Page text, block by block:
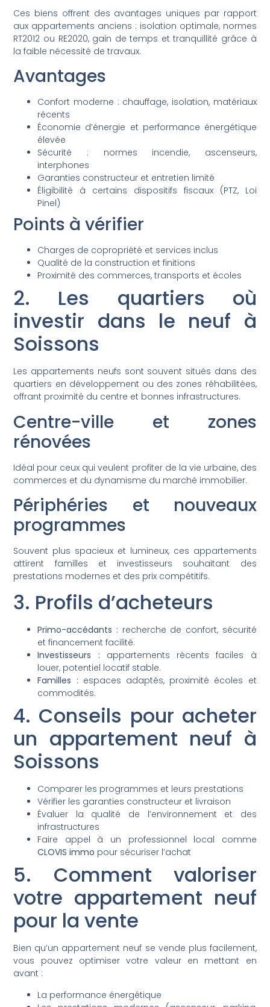
Ces biens offrent des avantages uniques par rapport
aux appartements anciens : isolation optimale, normes
RT2012 ou RE2020, gain de temps et tranquillité grâce à
la faible nécessité de travaux.
Avantages
Confort moderne : chauffage, isolation, matériaux
récents
Économie d’énergie et performance énergétique
élevée
Sécurité : normes incendie, ascenseurs,
interphones
Garanties constructeur et entretien limité
Éligibilité à certains dispositifs fiscaux (PTZ, Loi
Pinel)
Points à vérifier
Charges de copropriété et services inclus
Qualité de la construction et finitions
Proximité des commerces, transports et écoles
2. Les quartiers où
investir dans le neuf à
Soissons
Les appartements neufs sont souvent situés dans des
quartiers en développement ou des zones réhabilitées,
offrant proximité du centre et bonnes infrastructures.
Centre-ville et zones
rénovées
Idéal pour ceux qui veulent profiter de la vie urbaine, des
commerces et du dynamisme du marché immobilier.
Périphéries et nouveaux
programmes
Souvent plus spacieux et lumineux, ces appartements
attirent familles et investisseurs souhaitant des
prestations modernes et des prix compétitifs.
3. Profils d’acheteurs
Primo-accédants : recherche de confort, sécurité
et financement facilité.
Investisseurs : appartements récents faciles à
louer, potentiel locatif stable.
Familles : espaces adaptés, proximité écoles et
commodités.
4. Conseils pour acheter
un appartement neuf à
Soissons
Comparer les programmes et leurs prestations
Vérifier les garanties constructeur et livraison
Évaluer la qualité de l’environnement et des
infrastructures
Faire appel à un professionnel local comme
CLOVIS immo pour sécuriser l’achat
5. Comment valoriser
votre appartement neuf
pour la vente
Bien qu’un appartement neuf se vende plus facilement,
vous pouvez optimiser votre valeur en mettant en
avant :
La performance énergétique